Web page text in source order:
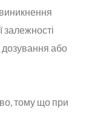
залежності
або
тому що при